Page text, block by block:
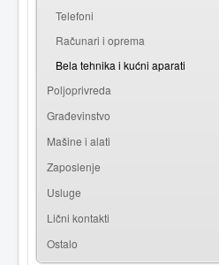
Telefoni
Računari i oprema
Bela tehnika i kućni aparati
Poljoprivreda
Građevinstvo
Mašine i alati
Zaposlenje
Usluge
Lični kontakti
Ostalo